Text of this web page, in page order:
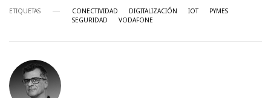
ETIQUETAS CONECTIVIDAD DIGITALIZACIÓN IOT
PYMES
SEGURIDAD
VODAFONE